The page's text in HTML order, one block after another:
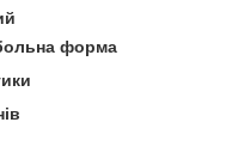
форма